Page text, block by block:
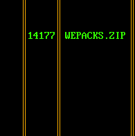
14177 WEPACKS.ZIP